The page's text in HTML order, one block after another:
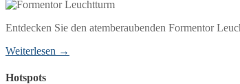
Entdecken Sie den atemberaubenden Formentor
Weiterlesen →
Hotspots